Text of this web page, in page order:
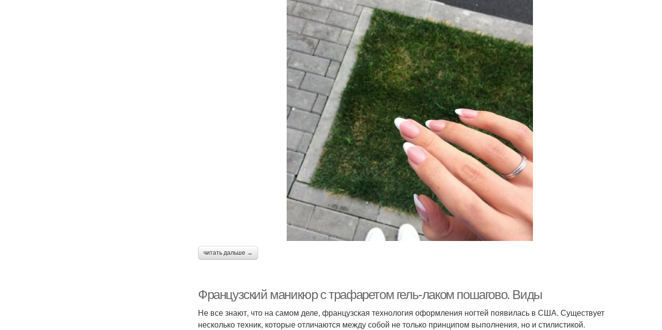
читать дальше →
Французский маникюр с трафаретом гель-лаком пошагово. Виды
Не все знают, что на самом деле, французская технология оформления ногтей появилась в США. Существует
несколько техник, которые отличаются между собой не только принципом выполнения, но и стилистикой.